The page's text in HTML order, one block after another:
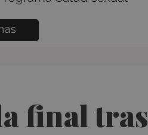
final tras